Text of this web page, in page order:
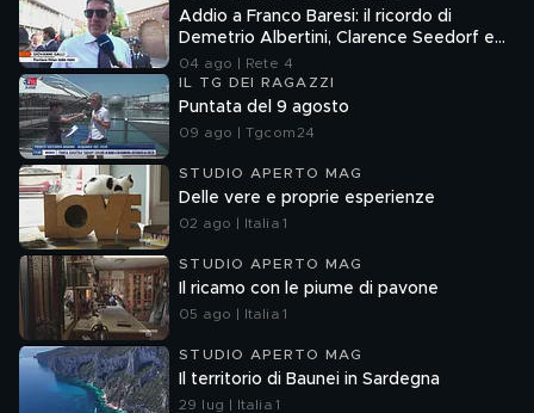
Addio a Franco Baresi: il ricordo di
Demetrio Albertini, Clarence Seedorf e
Giovanni Galli
04 ago | Rete 4
IL TG DEI RAGAZZI
Puntata del 9 agosto
09 ago | Tgcom24
STUDIO APERTO MAG
Delle vere e proprie esperienze
02 ago | Italia 1
STUDIO APERTO MAG
Il ricamo con le piume di pavone
05 ago | Italia 1
STUDIO APERTO MAG
Il territorio di Baunei in Sardegna
29 lug | Italia 1